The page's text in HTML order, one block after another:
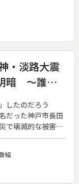
、町中の火伏せ
ら装束のわらを
とする。およそ
の宿」として、
の減少やわらじ作
がらも、火伏せの
割を通じて、こ
参加した中学生
んに来た人を取り
う想いを伝える。
・淡路大震
暗 ～誰の
したのだろう
だった神戸市長田
で壊滅的な被害を
クタール（甲子園
。しかし２０年が
残り、廃業の危
興」という名の
組